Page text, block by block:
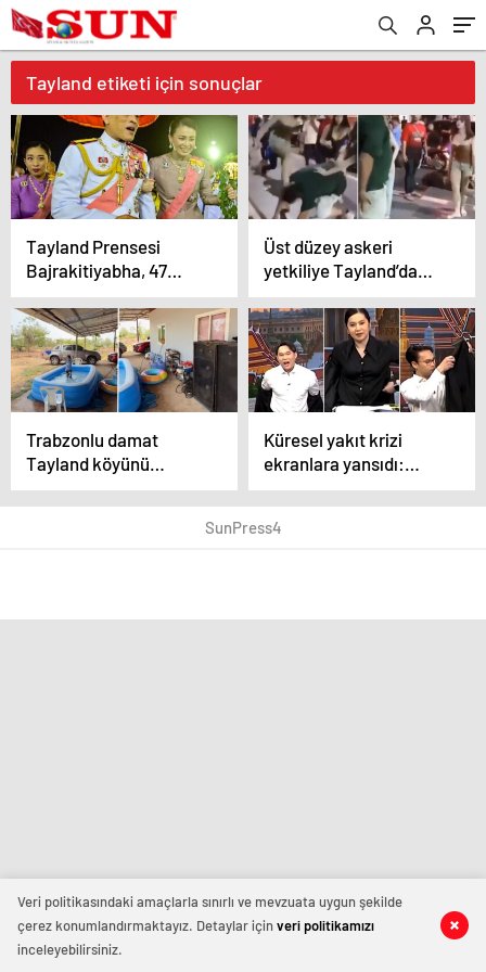
Tayland etiketi için sonuçlar
Tayland Prensesi
Bajrakitiyabha, 47
yaşında hayatını
kaybetti
Üst düzey askeri
yetkiliye Tayland’da
meydan dayağı
Trabzonlu damat
Tayland köyünü
kolbastıyla inletti
Küresel yakıt krizi
ekranlara yansıdı:
Tayland’da "Ceketsiz"
tasarruf dönemi
SunPress4
Veri politikasındaki amaçlarla sınırlı ve mevzuata uygun şekilde
çerez konumlandırmaktayız. Detaylar içinveri politikamızı
inceleyebilirsiniz.